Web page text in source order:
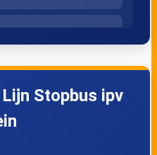
Stopbus ipv